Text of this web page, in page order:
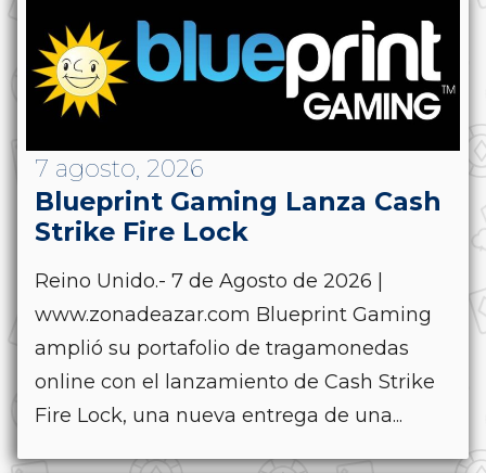
7 agosto, 2026
Blueprint Gaming Lanza Cash
Strike Fire Lock
Reino Unido.- 7 de Agosto de 2026 |
www.zonadeazar.com Blueprint Gaming
amplió su portafolio de tragamonedas
online con el lanzamiento de Cash Strike
Fire Lock, una nueva entrega de una...